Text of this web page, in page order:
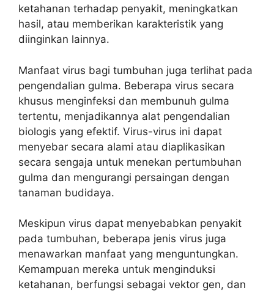
ketahanan terhadap penyakit, meningkatkan
hasil, atau memberikan karakteristik yang
diinginkan lainnya.
Manfaat virus bagi tumbuhan juga terlihat pada
pengendalian gulma. Beberapa virus secara
khusus menginfeksi dan membunuh gulma
tertentu, menjadikannya alat pengendalian
biologis yang efektif. Virus-virus ini dapat
menyebar secara alami atau diaplikasikan
secara sengaja untuk menekan pertumbuhan
gulma dan mengurangi persaingan dengan
tanaman budidaya.
Meskipun virus dapat menyebabkan penyakit
pada tumbuhan, beberapa jenis virus juga
menawarkan manfaat yang menguntungkan.
Kemampuan mereka untuk menginduksi
ketahanan, berfungsi sebagai vektor gen, dan